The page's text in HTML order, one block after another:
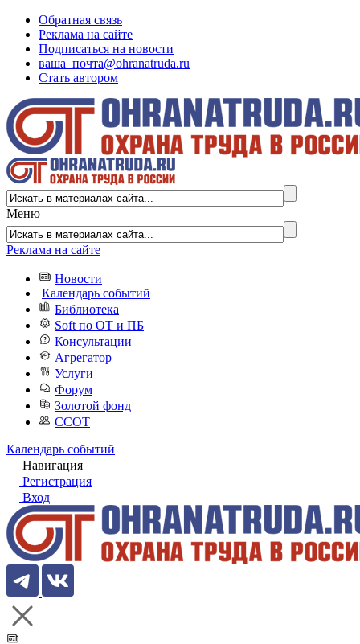
Обратная связь
Реклама на сайте
Подписаться на новости
ваша_почта@ohranatruda.ru
Стать автором
Меню
Реклама на сайте
Новости
Календарь событий
Библиотека
Soft по ОТ и ПБ
Консультации
Агрегатор
Услуги
Форум
Золотой фонд
ССОТ
Календарь событий
Навигация
Регистрация
Вход